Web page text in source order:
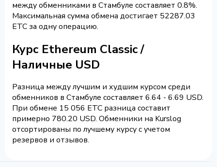
между обменниками в Стамбуле составляет 0.8%.
Максимальная сумма обмена достигает 52287.03
ETC за одну операцию.
Курс Ethereum Classic /
Наличные USD
Разница между лучшим и худшим курсом среди
обменников в Стамбуле составляет 6.64 - 6.69 USD.
При обмене 15 056 ETC разница составит
примерно 780.20 USD. Обменники на Kurslog
отсортированы по лучшему курсу с учетом
резервов и отзывов.